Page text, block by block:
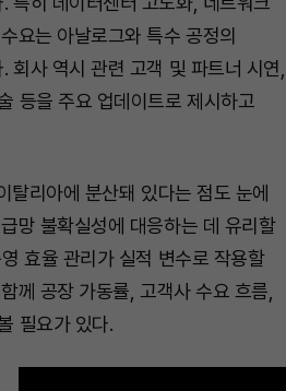
요는 아날로그와 특수 공정의
회사 역시 관련 고객 및 파트너 시연,
등을 주요 업데이트로 제시하고
리아에 분산돼 있다는 점도 눈에
망 불확실성에 대응하는 데 유리할
효율 관리가 실적 변수로 작용할
께 공장 가동률, 고객사 수요 흐름,
필요가 있다.